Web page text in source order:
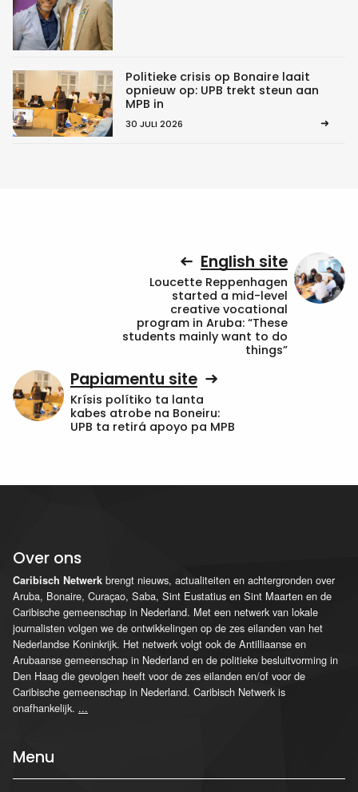
Politieke crisis op Bonaire laait
opnieuw op: UPB trekt steun aan
MPB in
30 JULI 2026
English site
Loucette Reppenhagen
started a mid-level
creative vocational
program in Aruba: “These
students mainly want to do
things”
Papiamentu site
Krísis polítiko ta lanta
kabes atrobe na Boneiru:
UPB ta retirá apoyo pa MPB
Over ons
Caribisch Netwerk brengt nieuws, actualiteiten en achtergronden over
Aruba, Bonaire, Curaçao, Saba, Sint Eustatius en Sint Maarten en de
Caribische gemeenschap in Nederland. Met een netwerk van lokale
journalisten volgen we de ontwikkelingen op de zes eilanden van het
Nederlandse Koninkrijk. Het netwerk volgt ook de Antilliaanse en
Arubaanse gemeenschap in Nederland en de politieke besluitvorming in
Den Haag die gevolgen heeft voor de zes eilanden en/of voor de
Caribische gemeenschap in Nederland. Caribisch Netwerk is
onafhankelijk. ...
Menu